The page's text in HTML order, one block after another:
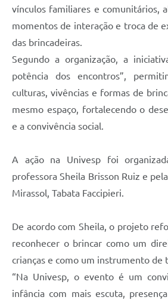
vínculos familiares e comunitários,
momentos de interação e troca de
das brincadeiras.
Segundo a organização, a
potência dos encontros”,
culturas, vivências e formas de
mesmo espaço, fortalecendo o
e a convivência social.
A ação na Univesp foi
professora Sheila Brisson Ruiz e
Mirassol, Tabata Faccipieri.
De acordo com Sheila, o projeto
reconhecer o brincar como um
crianças e como um instrumento de
“Na Univesp, o evento é um
infância com mais escuta,